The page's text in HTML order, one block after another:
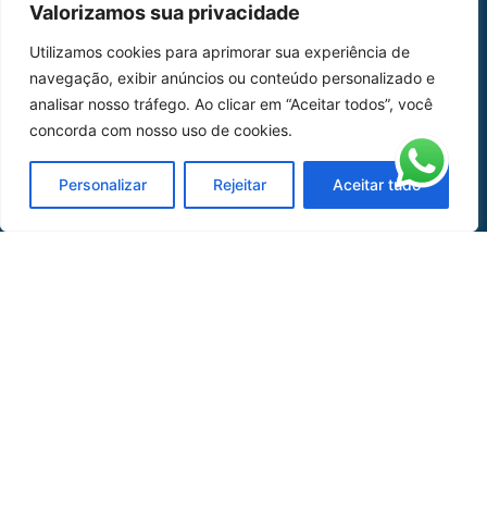
Valorizamos sua privacidade
Utilizamos cookies para aprimorar sua experiência de
navegação, exibir anúncios ou conteúdo personalizado e
analisar nosso tráfego. Ao clicar em “Aceitar todos”, você
concorda com nosso uso de cookies.
Personalizar Rejeitar Aceitar tudo
Home
Peças
Catálogo de Aplicações
Oficina de Mangueiras